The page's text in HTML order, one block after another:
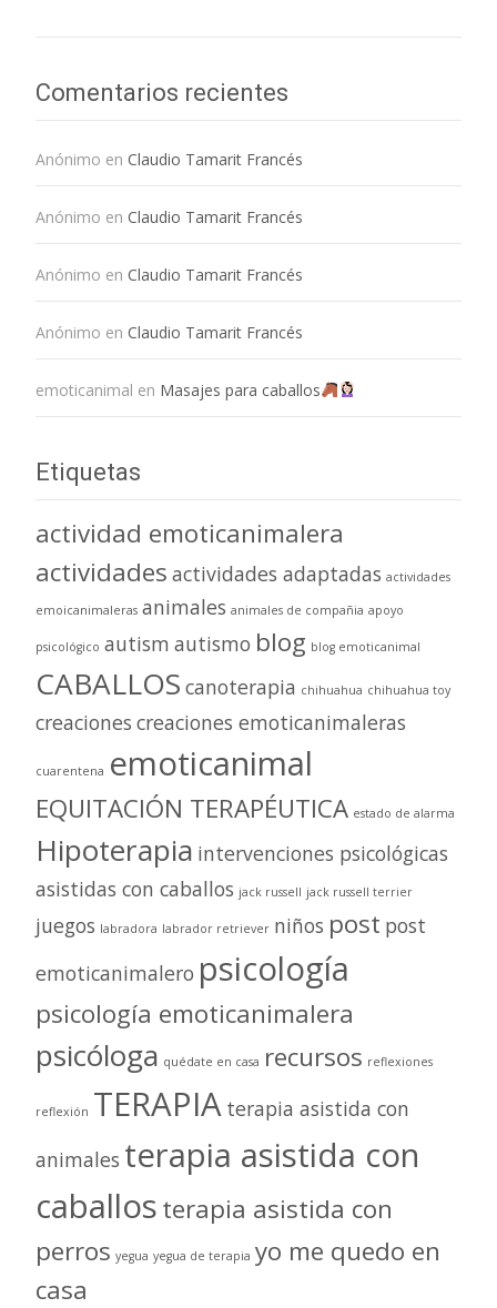
Comentarios recientes
Anónimo en Claudio Tamarit Francés
Anónimo en Claudio Tamarit Francés
Anónimo en Claudio Tamarit Francés
Anónimo en Claudio Tamarit Francés
emoticanimal en Masajes para caballos
Etiquetas
actividad emoticanimalera
actividades actividades adaptadas actividades
emoicanimaleras animales animales de compañia apoyo
psicológico autism autismo blog blog emoticanimal
CABALLOS canoterapia chihuahua chihuahua toy
creaciones creaciones emoticanimaleras
cuarentena emoticanimal
EQUITACIÓN TERAPÉUTICA estado de alarma
Hipoterapia intervenciones psicológicas
asistidas con caballos jack russell jack russell terrier
juegos labradora labrador retriever niños post post
emoticanimalero psicología
psicología emoticanimalera
psicóloga quédate en casa recursos reflexiones
reflexión TERAPIA terapia asistida con
animales terapia asistida con
caballosterapia asistida con
perros yegua yegua de terapia yo me quedo en
casa